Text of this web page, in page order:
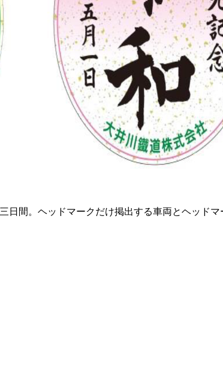
日間。ヘッドマークだけ掲出する車両とヘッドマ